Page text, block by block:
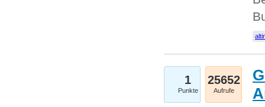
1
Punkte
25652
Aufrufe